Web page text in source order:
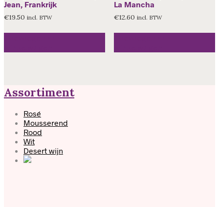
Jean, Frankrijk
€19.50 incl. BTW
La Mancha
€12.60 incl. BTW
Assortiment
Rosé
Mousserend
Rood
Wit
Desert wijn